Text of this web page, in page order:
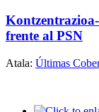
frente al PSN
Atala: Últimas